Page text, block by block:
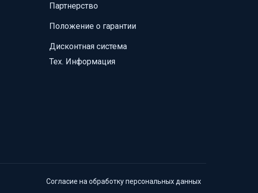
Партнерство
Положение о гарантии
Дисконтная система
Тех. Информация
Согласие на обработку персональных данных